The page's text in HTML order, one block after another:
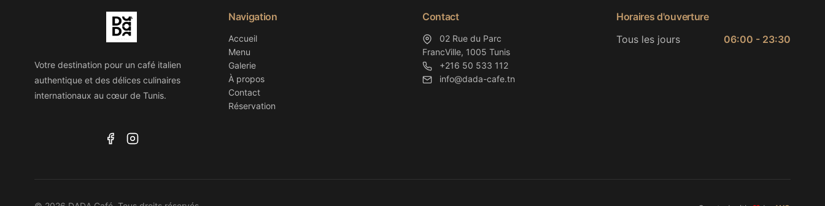
Votre destination pour un café italien
authentique et des délices culinaires
internationaux au cœur de Tunis.
Navigation
Accueil
Menu
Galerie
À propos
Contact
Réservation
Contact
02 Rue du Parc
FrancVille, 1005 Tunis
+216 50 533 112
info@dada-cafe.tn
Horaires d'ouverture
Tous les jours
06:00 - 23:30